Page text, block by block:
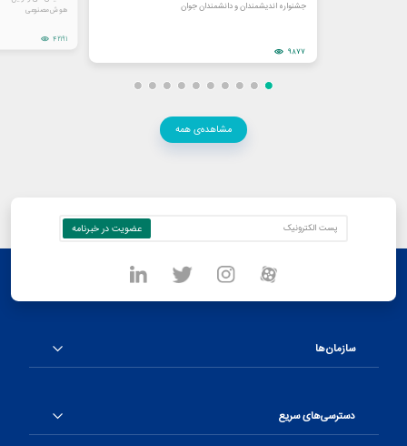
جشنواره اندیشمندان و دانشمندان جوان
9877
هوش مصنوعی
42191
مشاهده‌ی همه
سازمان‌ها
دسترسی‌های سریع